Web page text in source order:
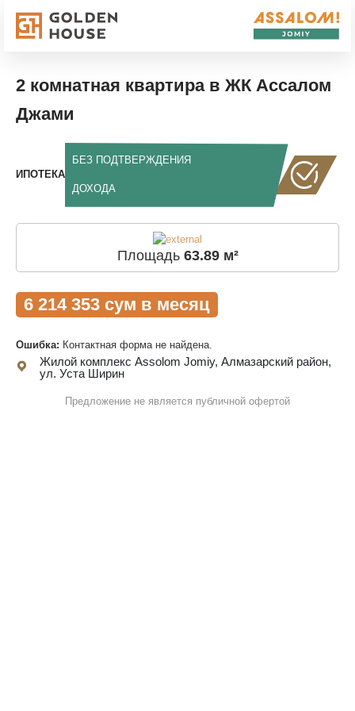
2 комнатная квартира в ЖК Ассалом
Джами
ИПОТЕКА
БЕЗ ПОДТВЕРЖДЕНИЯ
ДОХОДА
Площадь 63.89 м²
6 214 353 сум в месяц
Ошибка: Контактная форма не найдена.
Жилой комплекс Assolom Jomiy, Алмазарский район,
ул. Уста Ширин
Предложение не является публичной офертой